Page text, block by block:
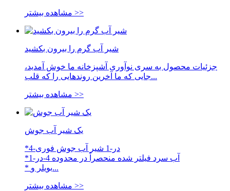
مشاهده بیشتر >>
شیر آب گرم را بیرون بکشید
جزئیات محصول به سری نوآوری آشپزخانه ما خوش آمدید،
جایی که ما آخرین روندهایی را که قلب...
مشاهده بیشتر >>
یک شیر آب جوش
*4-در-1 شیر آب جوش فوری
*آب سرد فیلتر شده منحصراً در محدوده 4-در-1
* بویلر و...
مشاهده بیشتر >>